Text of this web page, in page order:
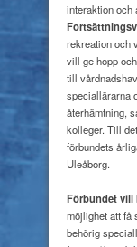
interaktion och
rekreation och
vill ge hopp
till
speciallärarna
återhämtning,
kolleger. Till
förbundets
Uleåborg.
Förbundet vill
möjlighet att få
behörig